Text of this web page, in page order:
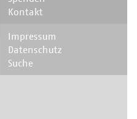
Kontakt
Navigation
überspringen
Impressum
Datenschutz
Suche